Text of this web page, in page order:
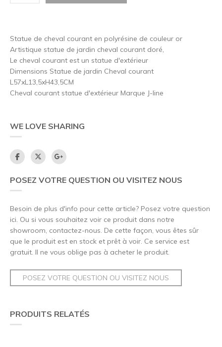
Statue de cheval courant en polyrésine de couleur or
Artistique statue de jardin cheval courant doré,
Le cheval courant est un statue d'extérieur
Dimensions Statue de jardin Cheval courant
L57xL13,5xH43,5CM
Cheval courant statue d'extérieur Marque J-line
WE LOVE SHARING
POSEZ VOTRE QUESTION OU VISITEZ NOUS
Besoin de plus d'info pour cette article? Posez votre question
ici. Ou si vous souhaitez voir ce produit dans notre
showroom, contactez-nous. De cette façon, vous êtes sûr
que le produit est en stock et prêt à voir. Ce service est
gratuit. Il ne vous oblige pas à acheter le produit.
POSEZ VOTRE QUESTION OU VISITEZ NOUS
PRODUITS RELATÉS